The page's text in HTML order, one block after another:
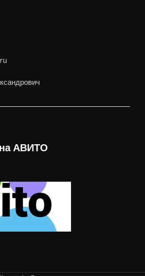
стекле или дереве, оригинальный
лазерная гравировка фото по дереву
АВИТО